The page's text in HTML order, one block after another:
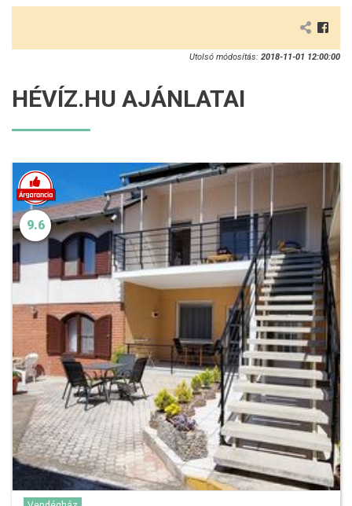
Utolsó módosítás: 2018-11-01 12:00:00
HÉVÍZ.HU AJÁNLATAI
9.6